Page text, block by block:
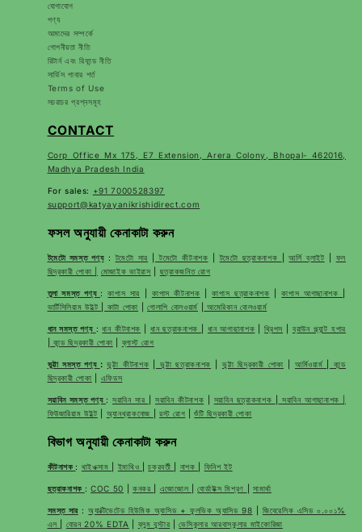
যোগাযোগ
পণ্য
আমাদের সম্পর্কে
গোপনীয়তা নীতি
রিটার্ন এবং রিফান্ড নীতি
সার্ভিস পাবার শর্ত
Terms of Use
সচরাচর প্রশ্নসমূহ
CONTACT
Corp Office Mx 175, E7 Extension, Arera Colony, Bhopal- 462016,
Madhya Pradesh India
For sales: +91 7000528397
support@katyayanikrishidirect.com
ফসল অনুযায়ী কেনাকাটা করুন
টমেটো সমস্ত পণ্য:টমেটো সার টমেটো কীটনাশক |টমেটো ছত্রাকনাশক |আর্লি ব্লাইট
ফল
ছিদ্রকারী পোকা |
মোজাইক ভাইরাস ছত্রাকজনিত রোগ
তুলা সমস্ত পণ্য :কাপাস সার কাপাস কীটনাশক |কাপাস ছত্রাকনাশক |কাপাস আগাছানাশক
ভার্টিসিলিয়াম উইল্ট
কাটা পোকা |গোলাপি বোলওয়ার্ম আমেরিকান বোলওয়ার্ম
ধান সমস্ত পণ্য :ধান কীটনাশক |ধান ছত্রাকনাশক ধান আগাছানাশক |থ্রিপস
ব্রাউন প্ল্যান্ট হপার
কান্ড ছিদ্রকারী পোকা ব্লাস্ট রোগ
ভুট্টা সমস্ত পণ্য : ভুট্টা কীটনাশক ভুট্টা ছত্রাকনাশক ভুট্টা ছিদ্রকারী পোকা আর্মিওয়ার্ম
কান্ড
ছিদ্রকারী পোকা
এফিডস
সয়াবিন সমস্ত পণ্য :সয়াবিন সার সয়াবিন কীটনাশক সয়াবিন ছত্রাকনাশক
সয়াবিন আগাছানাশক |
ফিউজারিয়াম উইল্ট
অ্যানথ্রাকনোজ |রস্ট রোগ |শুঁটি ছিদ্রকারী পোকা
বিভাগ অনুযায়ী কেনাকাটা করুন
কীটনাশক : থাইওক্সাম ইমাথিও |চক্রবর্তী নাশক ফিনিশ ইট
ছত্রাকনাশক :COC 50 |কনকর এজোজোল |বোর্ডাউক্স মিশ্রণ সামার্থা
সমস্ত সার:অ্যাক্টিভেটেড হিউমিক অ্যাসিড + ফুলভিক অ্যাসিড 98
জিবেরেলিক এসিড ০.০০১%
এল
বোরন 20% EDTA ব্লুম বুস্টার |ভেসিকুলার আরবাস্কুলার মাইকোরিজা